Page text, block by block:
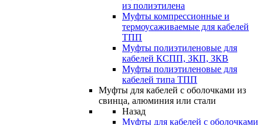
из полиэтилена
Муфты компрессионные и
термоусаживаемые для кабелей
ТПП
Муфты полиэтиленовые для
кабелей КСПП, ЗКП, ЗКВ
Муфты полиэтиленовые для
кабелей типа ТПП
Муфты для кабелей с оболочками из
свинца, алюминия или стали
Назад
Муфты для кабелей с оболочками